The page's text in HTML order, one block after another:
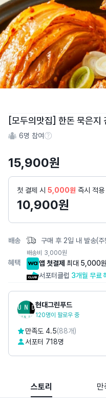
토
어
스
리
상
지
[모두의맛집] 한돈 묵은지
6명 참여참여 수 정보
15,900원
첫 결제 시 5,000원 즉시 적용
10,900원
배송 구매 후 2일 내 발송(
배송비 3,000원
혜택 앱 첫결제 최대 5,000원
서포터클럽 3개월 무료
현대그린푸드
120명이 팔로우 중
만족도 4.5(88개)
서포터 718명
스토리 만